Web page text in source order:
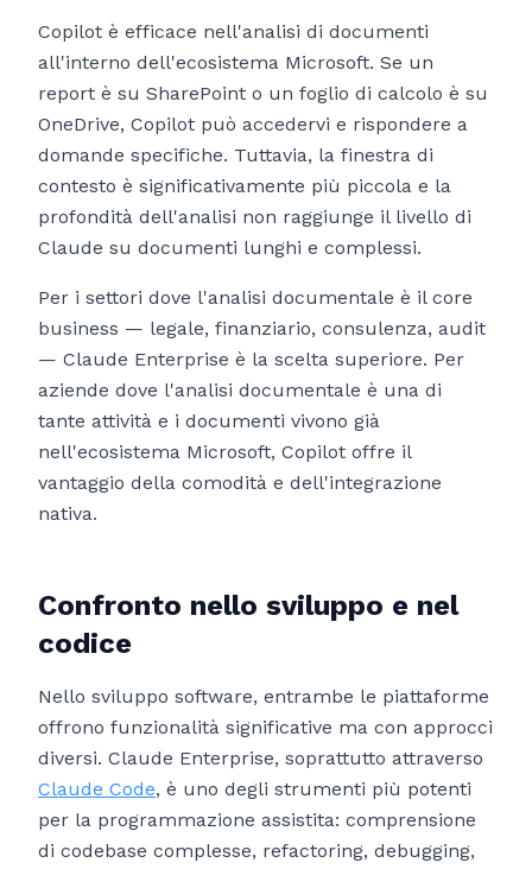
Copilot è efficace nell'analisi di documenti
all'interno dell'ecosistema Microsoft. Se un
report è su SharePoint o un foglio di calcolo è su
OneDrive, Copilot può accedervi e rispondere a
domande specifiche. Tuttavia, la finestra di
contesto è significativamente più piccola e la
profondità dell'analisi non raggiunge il livello di
Claude su documenti lunghi e complessi.
Per i settori dove l'analisi documentale è il core
business — legale, finanziario, consulenza, audit
— Claude Enterprise è la scelta superiore. Per
aziende dove l'analisi documentale è una di
tante attività e i documenti vivono già
nell'ecosistema Microsoft, Copilot offre il
vantaggio della comodità e dell'integrazione
nativa.
Confronto nello sviluppo e nel
codice
Nello sviluppo software, entrambe le piattaforme
offrono funzionalità significative ma con approcci
diversi. Claude Enterprise, soprattutto attraverso
Claude Code, è uno degli strumenti più potenti
per la programmazione assistita: comprensione
di codebase complesse, refactoring, debugging,